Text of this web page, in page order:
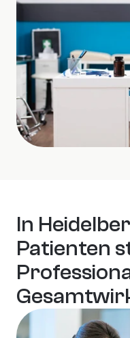
In
Patienten